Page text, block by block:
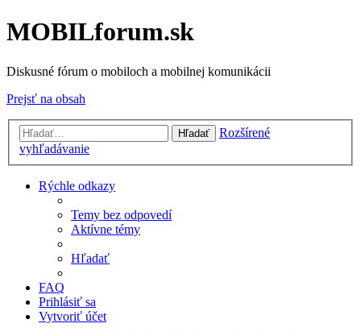
MOBILforum.sk
Diskusné fórum o mobiloch a mobilnej komunikácii
Prejsť na obsah
Hľadať
Rozšírené
vyhľadávanie
Rýchle odkazy
Temy bez odpovedí
Aktívne témy
Hľadať
FAQ
Prihlásiť sa
Vytvoriť účet